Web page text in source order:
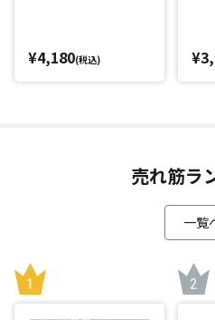
¥4,180(税込)
売れ筋ラ
一覧